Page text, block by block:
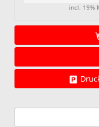
incl. 19%